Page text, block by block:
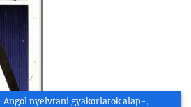
nyelvtani gyakorlatok alap-,